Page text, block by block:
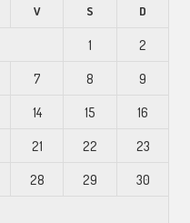
V S D
1 2
7 8 9
14 15 16
21 22 23
28 29 30